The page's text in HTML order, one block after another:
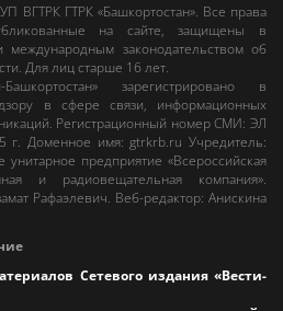
ВГТРК ГТРК «Башкортостан». Все права
на сайте, защищены в
международным законодательством об
Для лиц старше 16 лет.
зарегистрировано в
в сфере связи, информационных
Регистрационный номер СМИ: ЭЛ
г. Доменное имя:gtrkrb.ru Учредитель:
унитарное предприятие «Всероссийская
и радиовещательная компания».
Рафаэлевич. Веб-редактор:Анискина
Сетевого издания «Вести-